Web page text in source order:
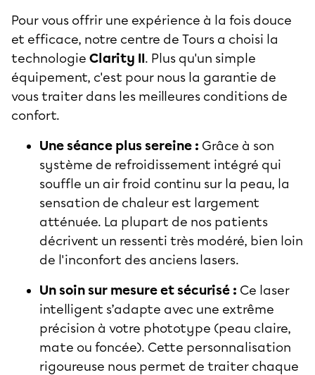
Pour vous offrir une expérience à la fois douce
et efficace, notre centre de Tours a choisi la
technologie Clarity II. Plus qu'un simple
équipement, c'est pour nous la garantie de
vous traiter dans les meilleures conditions de
confort.
Une séance plus sereine : Grâce à son
système de refroidissement intégré qui
souffle un air froid continu sur la peau, la
sensation de chaleur est largement
atténuée. La plupart de nos patients
décrivent un ressenti très modéré, bien loin
de l'inconfort des anciens lasers.
Un soin sur mesure et sécurisé : Ce laser
intelligent s’adapte avec une extrême
précision à votre phototype (peau claire,
mate ou foncée). Cette personnalisation
rigoureuse nous permet de traiter chaque